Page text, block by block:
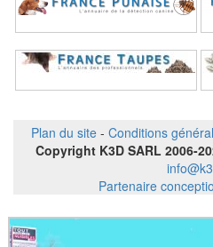
Plan du site - Conditions
Copyright K3D SARL 2006-
Partenaire